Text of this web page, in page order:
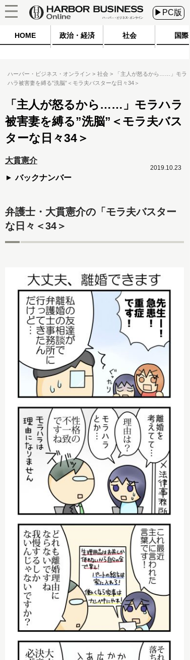
▶PC版
HOME 政治・経済 社会 国際
ハーバー・ビジネス・オンライン 社会
「主人が怒るから……」モラ
ハラ被害妻を縛る”洗脳”＜モラ夫バスターな日々34＞
「主人が怒るから……」モラハラ
被害妻を縛る”洗脳”＜モラ夫バス
ターな日々34＞
大貫憲介
バックナンバー
2019.10.23
弁護士・大貫憲介の「モラ夫バスター
な日々＜34＞